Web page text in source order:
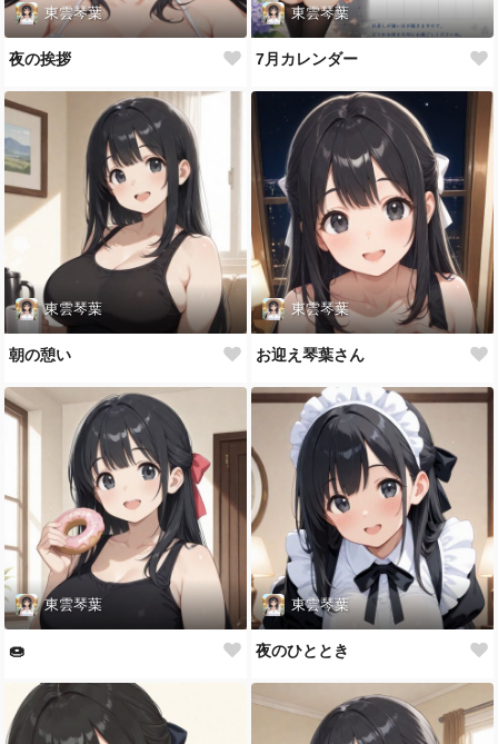
東雲琴葉
夜の挨拶
東雲琴葉
7月カレンダー
東雲琴葉
朝の憩い
東雲琴葉
お迎え琴葉さん
東雲琴葉
🍩
東雲琴葉
夜のひととき